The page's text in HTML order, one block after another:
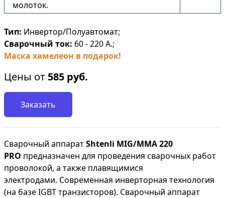
молоток.
Тип: Инвертор/Полуавтомат;
Сварочный ток: 60 - 220 А.;
Маска хамелеон в подарок!
Цены от 585 руб.
Заказать
Сварочный аппаратShtenli МIG/MMA 220
PRO предназначен для проведения сварочных работ
проволокой, а также плавящимися
электродами. Современная инверторная технология
(на базе IGBT транзисторов). Сварочный аппарат